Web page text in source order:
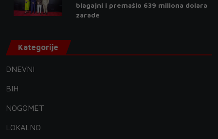
blagajni i premašio 639 miliona dolara
zarade
Kategorije
DNEVNI
BIH
NOGOMET
LOKALNO